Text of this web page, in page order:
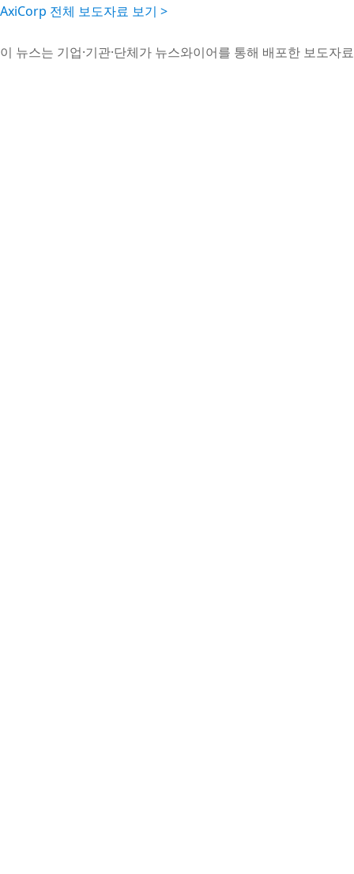
AxiCorp 전체 보도자료 보기 >
이 뉴스는 기업·기관·단체가 뉴스와이어를 통해 배포한 보도자